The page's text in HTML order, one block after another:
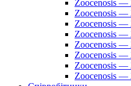
Zoocenosis —
Zoocenosis —
Zoocenosis —
Zoocenosis —
Zoocenosis —
Zoocenosis —
Zoocenosis —
Zoocenosis —